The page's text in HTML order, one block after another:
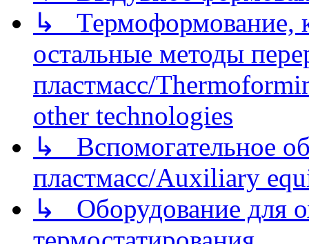
↳ Термоформование,
остальные методы
пластмасс/
other technologies
↳ Вспомогательное
пластмасс/Auxiliary
↳ Оборудование для